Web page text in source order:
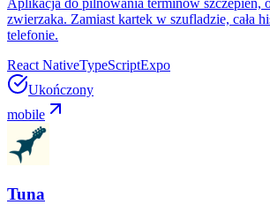
zwierzaka. Zamiast kartek w szufladzie, cała
telefonie.
React NativeTypeScriptExpo
Ukończony
mobile
Tuna